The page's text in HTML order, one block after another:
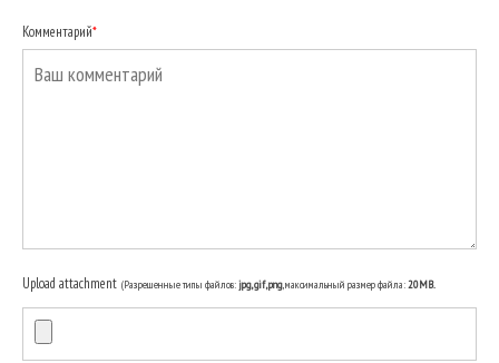
Комментарий*
Upload attachment (Разрешенные типы файлов:jpg, gif, png, максимальный размер файла: 20MB.